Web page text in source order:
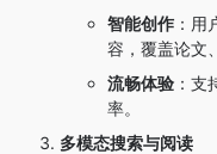
​智能创作​ ：
容，覆盖论文
​流畅体验​ ：支
率。
​多模态搜索与阅读​